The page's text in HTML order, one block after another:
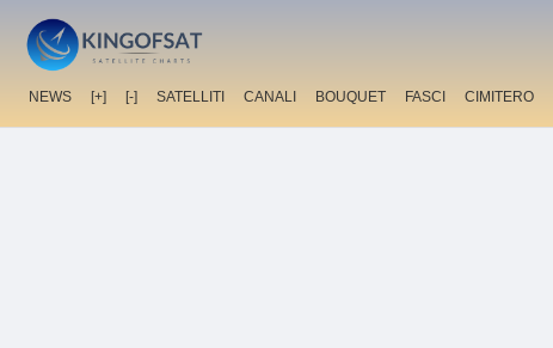
NEWS [+] [-] SATELLITI CANALI BOUQUET FASCI CIMITERO